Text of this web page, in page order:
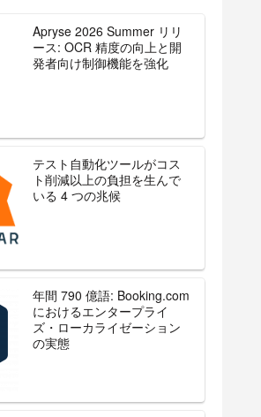
Apryse 2026 Summer リリ
ース: OCR 精度の向上と開
発者向け制御機能を強化
テスト自動化ツールがコス
ト削減以上の負担を生んで
いる 4 つの兆候
年間 790 億語: Booking.com
におけるエンタープライ
ズ・ローカライゼーション
の実態